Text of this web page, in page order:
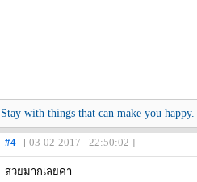
Stay with things that can make you happy.
#4 [ 03-02-2017 - 22:50:02 ]
สวยมากเลยค่า